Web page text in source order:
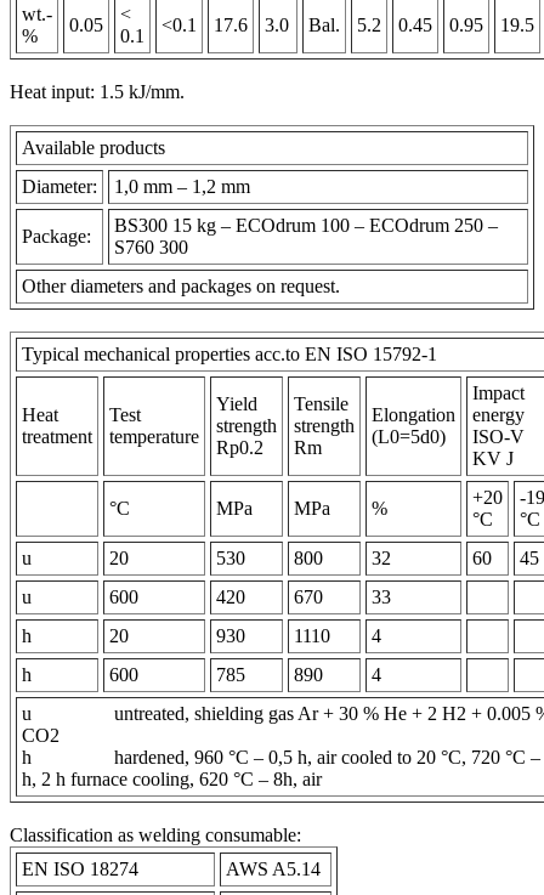
wt.-
%
0.05
<
0.1
<0.1 17.6 3.0 Bal. 5.2 0.45 0.95 19.5
Heat input: 1.5 kJ/mm.
Available products
Diameter:
1,0 mm – 1,2 mm
Package:
BS300 15 kg – ECOdrum 100 – ECOdrum 250 –
S760 300
Other diameters and packages on request.
Typical mechanical properties acc.to EN ISO 15792-1
Heat
treatment
Test
temperature
Yield
strength
Rp0.2
Tensile
strength
Rm
Elongation
(L0=5d0)
Impact
energy
ISO-V
KV J
°C MPa MPa %
+20
°C
-
°C
u
20 530 800 32 60
45
u
600 420 670
33
h
20 930 1110
4
h
600 785 890
4
u untreated, shielding gas Ar + 30 % He + 2 H2 + 0.005
CO2
h hardened, 960 °C – 0,5 h, air cooled to 20 °C, 720 °C –
h, 2 h furnace cooling, 620 °C – 8h, air
Classification as welding consumable:
EN ISO 18274
AWS A5.14